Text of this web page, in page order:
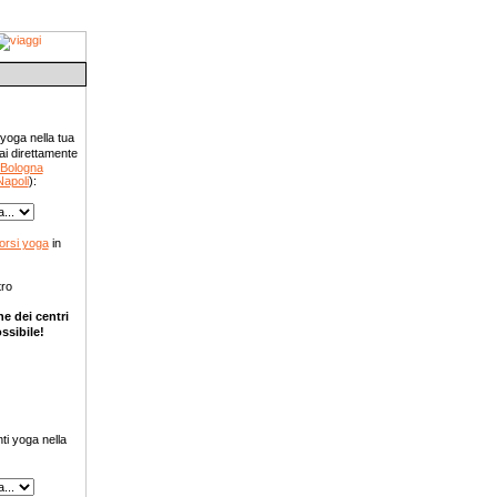
nella tua
direttamente
Bologna
):
yogain
dei centri
yoga nella